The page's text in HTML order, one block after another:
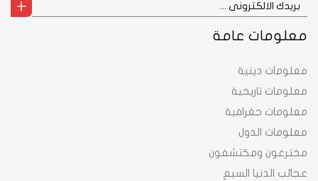
معلومات عامة
معلومات دينية
معلومات تاريخية
معلومات جغرافية
معلومات الدول
مخترعون ومكتشفون
عجائب الدنيا السبع